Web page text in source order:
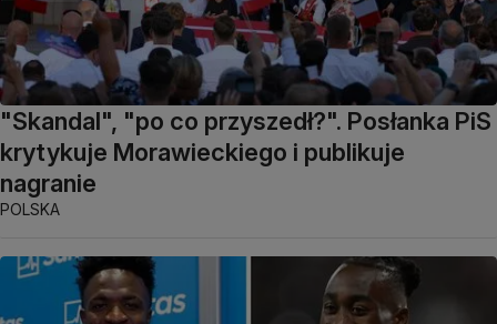
"Skandal", "po co przyszedł?". Posłanka PiS
krytykuje Morawieckiego i publikuje
nagranie
POLSKA